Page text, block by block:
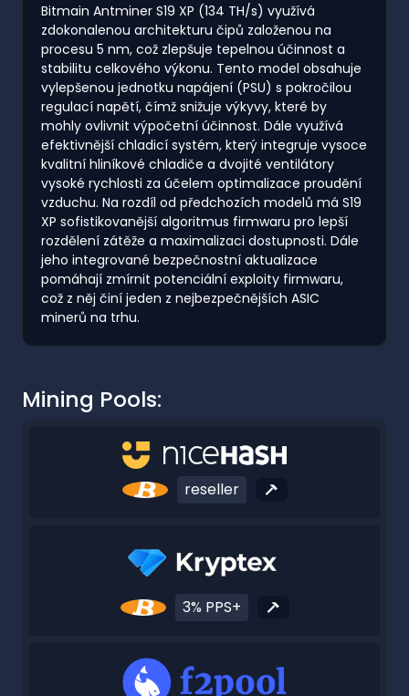
Bitmain Antminer S19 XP (134 TH/s) využívá
zdokonalenou architekturu čipů založenou na
procesu 5 nm, což zlepšuje tepelnou účinnost a
stabilitu celkového výkonu. Tento model obsahuje
vylepšenou jednotku napájení (PSU) s pokročilou
regulací napětí, čímž snižuje výkyvy, které by
mohly ovlivnit výpočetní účinnost. Dále využívá
efektivnější chladicí systém, který integruje vysoce
kvalitní hliníkové chladiče a dvojité ventilátory
vysoké rychlosti za účelem optimalizace proudění
vzduchu. Na rozdíl od předchozích modelů má S19
XP sofistikovanější algoritmus firmwaru pro lepší
rozdělení zátěže a maximalizaci dostupnosti. Dále
jeho integrované bezpečnostní aktualizace
pomáhají zmírnit potenciální exploity firmwaru,
což z něj činí jeden z nejbezpečnějších ASIC
minerů na trhu.
Mining Pools:
reseller
3% PPS+